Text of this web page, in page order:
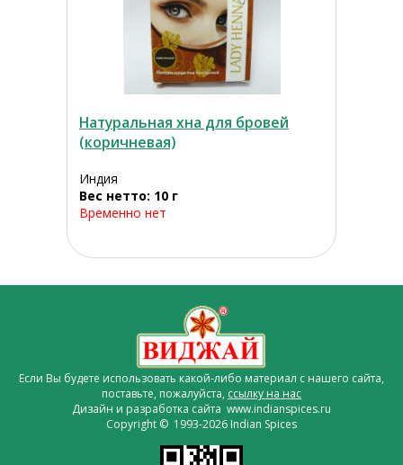
Натуральная хна для бровей
(коричневая)
Индия
Вес нетто: 10 г
Временно нет
Если Вы будете использовать какой-либо материал с нашего сайта,
поставьте, пожалуйста, ссылку на нас
Дизайн и разработка сайта www.indianspices.ru
Copyright © 1993-2026 Indian Spices